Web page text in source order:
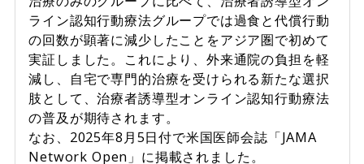
ライン認知行動療法グループでは過食と代償行動
の回数が顕著に減少したことをアジア圏で初めて
実証しました。これにより、外来通院の負担を軽
減し、自宅で専門的治療を受けられる新たな選択
肢として、治療者誘導型オンライン認知行動療法
の普及が期待されます。
なお、2025年8月5日付で米国医師会誌「JAMA
Network Open」に掲載されました。